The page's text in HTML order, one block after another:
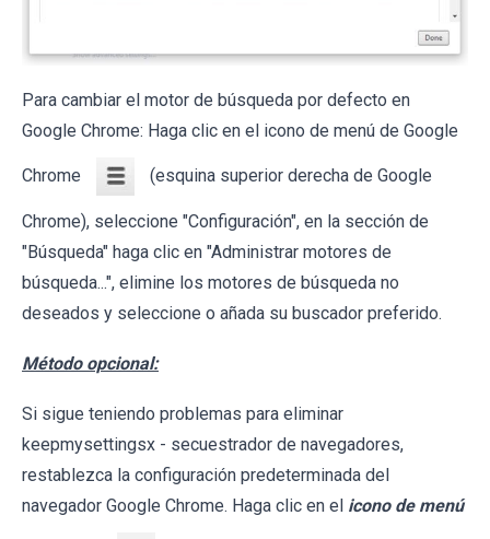
Para cambiar el motor de búsqueda por defecto en
Google Chrome: Haga clic en el icono de menú de Google
Chrome (esquina superior derecha de Google
Chrome), seleccione "Configuración", en la sección de
"Búsqueda" haga clic en "Administrar motores de
búsqueda...", elimine los motores de búsqueda no
deseados y seleccione o añada su buscador preferido.
Método opcional:
Si sigue teniendo problemas para eliminar
keepmysettingsx - secuestrador de navegadores,
restablezca la configuración predeterminada del
navegador Google Chrome. Haga clic en el icono de menú